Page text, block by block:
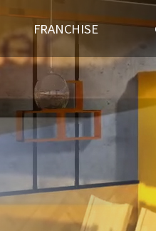
FRANCHISE
창업경쟁력
개설절차
창업상담
오픈갤러리